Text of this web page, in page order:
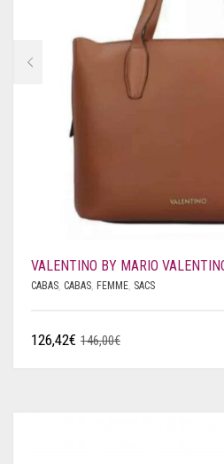
VALENTINO BY MARIO
CABAS CABAS FEMME SACS
146,00€
126,42€